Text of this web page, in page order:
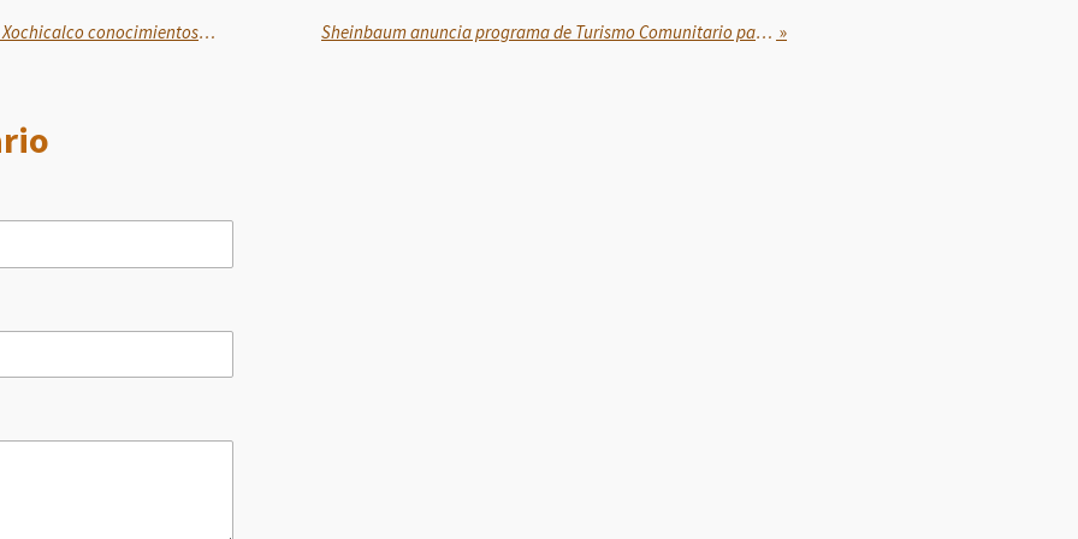
Pueblos indígenas reafirman en Xochicalco conocimientos ancestrales para el cuidado del agua y la vida Sheinbaum anuncia programa de Turismo Comunitario para dar justicia al pueblo Seri-Comca'ac »